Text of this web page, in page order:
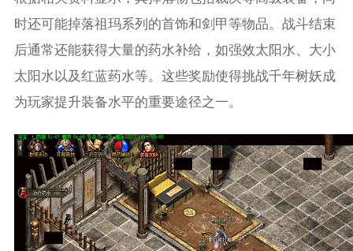
时还可能掉落祖玛系列的首饰和剑甲等物品。战斗结束
后通常还能获得大量的药水补给，如强效太阳水、大小
太阳水以及红蓝药水等。这些奖励使得挑战千年树妖成
为玩家提升装备水平的重要途径之一。